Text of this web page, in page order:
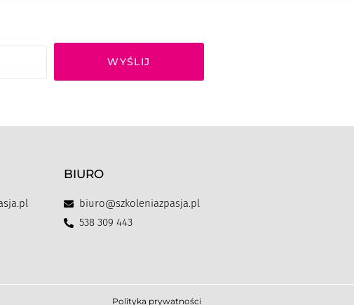
WYŚLIJ
BIURO
biuro@szkoleniazpasja.pl
538 309 443
Polityka prywatności